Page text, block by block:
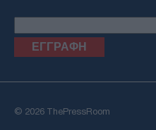
Email
© 2026 ThePressRoom